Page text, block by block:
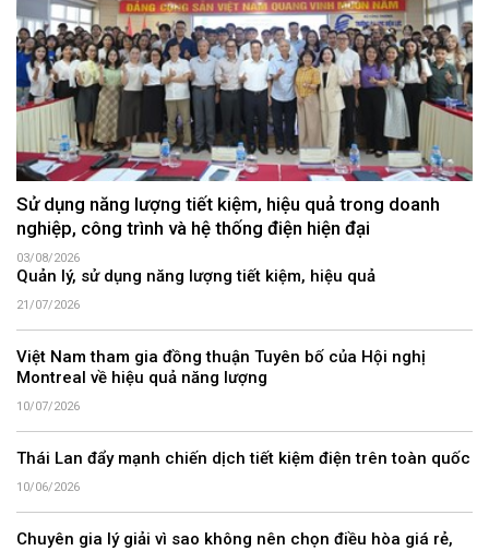
Sử dụng năng lượng tiết kiệm, hiệu quả trong doanh
nghiệp, công trình và hệ thống điện hiện đại
03/08/2026
Quản lý, sử dụng năng lượng tiết kiệm, hiệu quả
21/07/2026
Việt Nam tham gia đồng thuận Tuyên bố của Hội nghị
Montreal về hiệu quả năng lượng
10/07/2026
Thái Lan đẩy mạnh chiến dịch tiết kiệm điện trên toàn quốc
10/06/2026
Chuyên gia lý giải vì sao không nên chọn điều hòa giá rẻ,